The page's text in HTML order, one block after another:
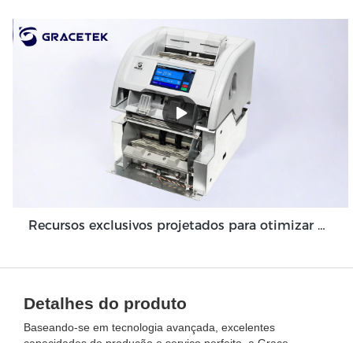
Recursos exclusivos projetados para otimizar o módulo da máquina de depósito em dinheiro Grace GDM100
Detalhes do produto
Baseando-se em tecnologia avançada, excelentes